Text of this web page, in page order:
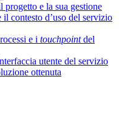
progetto e la sua gestione
contesto d’uso del servizio
e i touchpointdel
utente del servizio
ottenuta